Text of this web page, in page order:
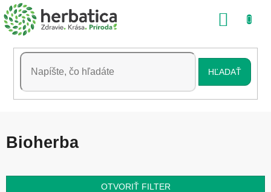
Prejsť
na
obsah
HĽADAŤ
Bioherba
OTVORIŤ FILTER